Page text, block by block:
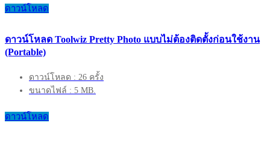
ดาวน์โหลด
ดาวน์โหลด Toolwiz Pretty Photo แบบไม่ต้องติดตั้งก่อนใช้งาน
(Portable)
ดาวน์โหลด : 26 ครั้ง
ขนาดไฟล์ : 5 MB.
ดาวน์โหลด